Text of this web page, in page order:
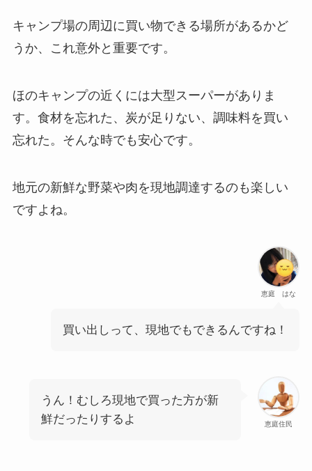
キャンプ場の周辺に買い物できる場所があるかど
うか、これ意外と重要です。
ほのキャンプの近くには大型スーパーがありま
す。食材を忘れた、炭が足りない、調味料を買い
忘れた。そんな時でも安心です。
地元の新鮮な野菜や肉を現地調達するのも楽しい
ですよね。
恵庭 はな
買い出しって、現地でもできるんですね！
恵庭住民
うん！むしろ現地で買った方が新
鮮だったりするよ